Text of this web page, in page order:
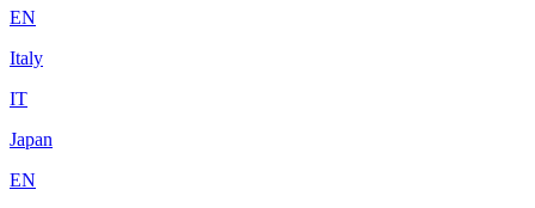
EN
Italy
IT
Japan
EN